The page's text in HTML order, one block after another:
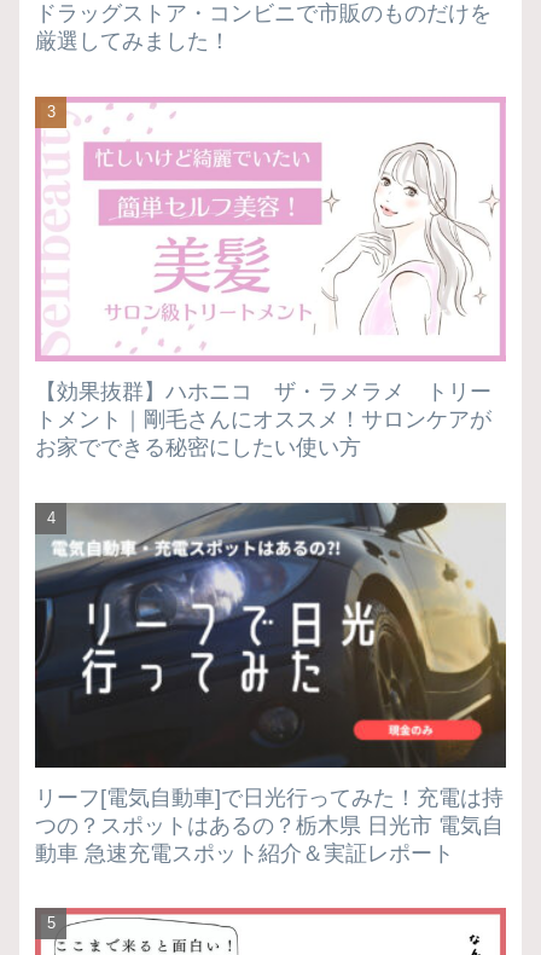
ドラッグストア・コンビニで市販のものだけを
厳選してみました！
【効果抜群】ハホニコ ザ・ラメラメ トリー
トメント｜剛毛さんにオススメ！サロンケアが
お家でできる秘密にしたい使い方
リーフ[電気自動車]で日光行ってみた！充電は持
つの？スポットはあるの？栃木県 日光市 電気自
動車 急速充電スポット紹介＆実証レポート